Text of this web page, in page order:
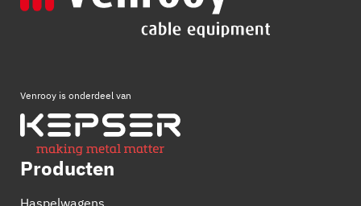
Venrooy is onderdeel van
Producten